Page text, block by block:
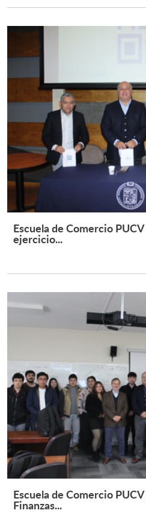
Escuela de Comercio
ejercicio...
Escuela de Comercio
Finanzas...